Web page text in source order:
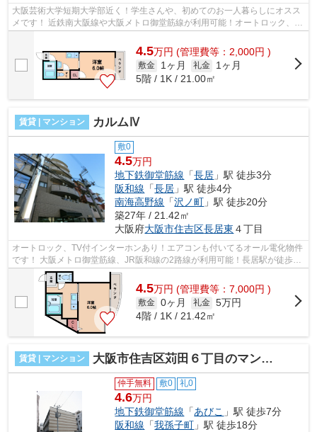
大阪芸術大学短期大学部近く！学生さんや、初めてのお一人暮らしにオスス
メです！ 近鉄南大阪線や大阪メトロ御堂筋線が利用可能！オートロック、エ
アコンも付いてます！ ■□■□■□■□■□■...
4.5万円 (管理費等：2,000円 )
敷金 1ヶ月 礼金
1ヶ月
5階 / 1K / 21.00㎡
賃貸 | マンション カルムⅣ
敷0
4.5万円
地下鉄御堂筋線 「長居 」駅 徒歩3分
阪和線 「長居 」駅 徒歩4分
南海高野線 「沢ノ町 」駅 徒歩20分
築27年 / 21.42㎡
大阪府大阪市住吉区長居東 ４丁目
オートロック、TV付インターホンあり！エアコンも付いてるオール電化物件
です！ 大阪メトロ御堂筋線、JR阪和線の2路線が利用可能！長居駅が徒歩圏
内です！ ■□■□■□■□■□■□■□■□■□■□■□■□...
4.5万円 (管理費等：7,000円 )
敷金 0ヶ月 礼金 5万円
4階 / 1K / 21.42㎡
賃貸 | マンション 大阪市住吉区苅田６丁目のマンション
仲手無料 敷0 礼0
4.6万円
地下鉄御堂筋線 「あびこ 」駅 徒歩7分
阪和線 「我孫子町 」駅 徒歩18分